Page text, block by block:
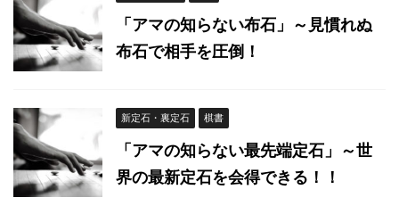
「アマの知らない布石」～見慣れぬ
布石で相手を圧倒！
新定石・裏定石 棋書
「アマの知らない最先端定石」～世
界の最新定石を会得できる！！